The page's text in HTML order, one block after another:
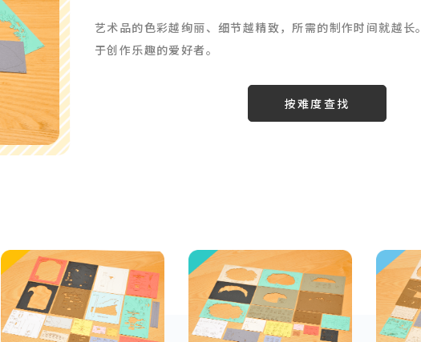
艺术品的色彩越绚丽、 细节越精致，所需的制作时间就越长。
于创作乐趣的爱好者。
按难度查找